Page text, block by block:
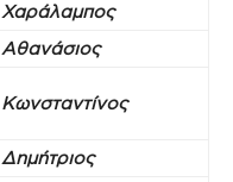
Χαράλαμπος
Αθανάσιος
Κωνσταντίνος
Δημήτριος